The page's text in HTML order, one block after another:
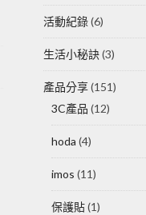
活動紀錄(6)
生活小秘訣(3)
產品分享(151)
3C產品 (12)
hoda (4)
imos (11)
保護貼(1)